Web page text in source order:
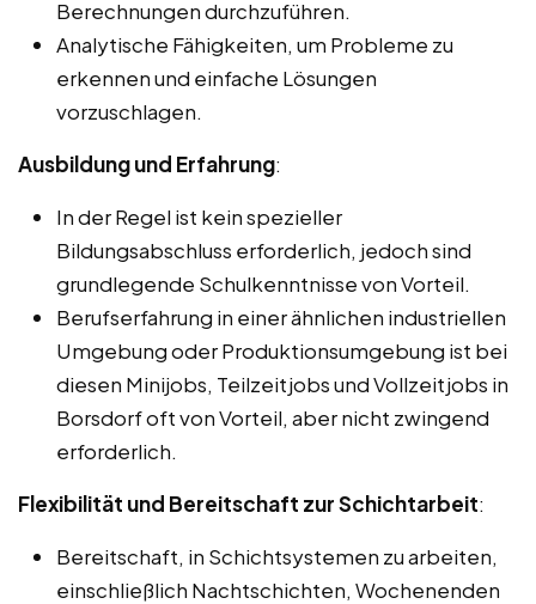
Berechnungen durchzuführen.
Analytische Fähigkeiten, um Probleme zu
erkennen und einfache Lösungen
vorzuschlagen.
Ausbildung und Erfahrung:
In der Regel ist kein spezieller
Bildungsabschluss erforderlich, jedoch sind
grundlegende Schulkenntnisse von Vorteil.
Berufserfahrung in einer ähnlichen industriellen
Umgebung oder Produktionsumgebung ist bei
diesen Minijobs, Teilzeitjobs und Vollzeitjobs in
Borsdorf oft von Vorteil, aber nicht zwingend
erforderlich.
Flexibilität und Bereitschaft zur Schichtarbeit:
Bereitschaft, in Schichtsystemen zu arbeiten,
einschließlich Nachtschichten, Wochenenden